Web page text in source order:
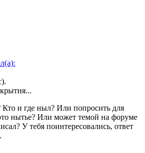
и где ныл? Или попросить для
нытье? Или может темой на форуме
У тебя поинтересовались, ответ